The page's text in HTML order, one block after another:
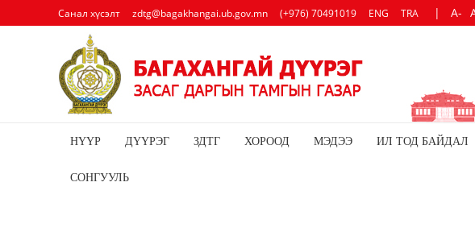
Санал хүсэлт zdtg@bagakhangai.ub.gov.mn (+976) 70491019 ENG TRA | A-
НҮҮР ДҮҮРЭГ ЗДТГ ХОРООД МЭДЭЭ ИЛ ТОД БАЙДАЛ
СОНГУУЛЬ